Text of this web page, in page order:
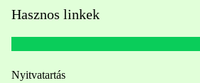
Hasznos linkek
Nyitvatartás